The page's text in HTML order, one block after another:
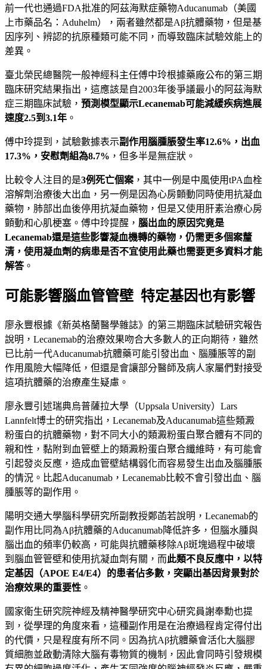
前一代也通過FDA批准的阿茲海默症藥物Aducanumab（美國
上市藥品名：Aduhelm），兩者雖然都是Aβ抗體藥物，但是基
因序列、辨認的抗原種類可能不同，而導致臨床試驗效能上的
差異。
臺北榮民總醫院一般神經科主任傅中玲根據藥廠公布的第三期
臨床研究結果指出，這應該是自2003年後爭議最小的阿茲海默
症三期臨床試驗， 預測模型顯示Lecanemab可能減緩疾病進展
速度2.5到3.1年 。
傅中玲提到，試驗數據表示副作用腦腫脹發生率12.6% ，出血
17.3% ，安慰劑組為8.7% ，但多半是無症狀。
比較令人注目的是3例死亡個案 ，其中一例是中風使用tPA血栓
溶解劑治療後大出血，另一例是因為心房顫動同時使用抗凝血
藥物，肺部出血後停用抗凝血藥物，但是又使用肝素治療心房
顫動和心肌梗塞。傅中玲提醒， 腦出血的原因究竟是
Lecanemab還是這些影響凝血機轉的藥物，仍需更多個案釐
清，使用凝血劑的病患是否不宜使用此藥也需要更多資料才能
解答。
可能影響腦血管管壁 特定基因也有影響
廖永豐根據《新英格蘭醫學雜誌》的第三期臨床試驗研究報告
說明，Lecanemab的治療效果吻合大多數人的正向期待，雖然
已比前一代Aducanumab抗體藥可能引發出血、腦腫脹等的副
作用風險大幅降低，但還是會讓部分醫師及病人家屬們對接受
這項抗體藥的治療產生疑慮。
廖永豐引述瑞典烏普薩拉大學（Uppsala University）Lars
Lannfelt博士的研究指出，Lecanemab及Aducanumab這些類澱
粉蛋白的抗體藥物，對不同大小的類澱粉蛋白聚合體有不同的
親和性，黏附到血管壁上的類澱粉蛋白聚合纖維時，有可能會
引起發炎反應，造成血管壁結構弱化而容易發生出血及腦腫脹
的情況。比起Aducanumab，Lecanemab比較不會引發出血、腦
腫脹等的副作用。
陽明交通大學腦科學研究所副教授鄭菡若說明，Lecanemab的
副作用比同為Aβ抗體藥的Aducanumab降低許多，但腦水腫與
腦出血的頻率仍較高，可能與抗體藥移除Aβ斑塊過程中破壞
到腦血管管壁和使用抗凝血劑有關，而此類不良反應中，以特
定基因（APOE E4/E4）的患者佔多數，突顯出基因背景對於
治療效果的重要性 。
國家衛生研究院神經及精神醫學研究中心研究員謝奉勳也提
到，從學理的角度來看，這種副作用是在治療過程肯定得付出
的代價，只是程度有所不同。因為抗Aβ抗體藥會活化大腦膠
質細胞並啟動清除大腦有毒物質的機制，因此會同時引發規模